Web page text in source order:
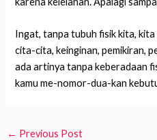
Ingat, tanpa tubuh fisik kita,
cita-cita, keinginan, pemikiran,
ada artinya tanpa keberadaan
kamu me-nomor-dua-kan
← Previous Post